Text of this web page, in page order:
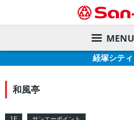
MENU
サンエーカード
サンエー商品券
店舗を探す
店舗一覧
デジタルカタログ
経塚シティ
和風亭